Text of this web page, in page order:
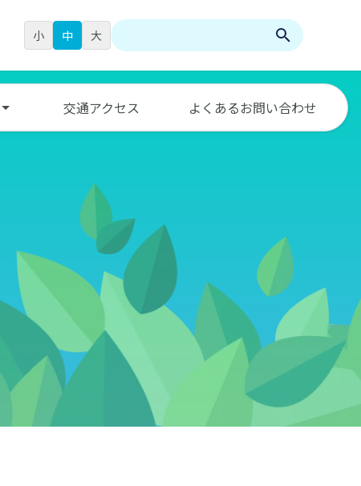
小 中 大
検
交通アクセス よくあるお問い合わせ